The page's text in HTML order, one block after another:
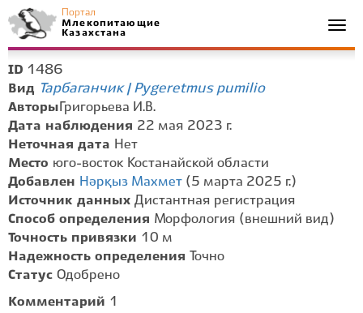
Портал
Млекопитающие
Казахстана
ID 1486
Вид Тарбаганчик | Pygeretmus pumilio
Авторы ​Григорьева И.В.
Дата наблюдения 22 мая 2023 г.
Неточная дата Нет
Место юго-восток Костанайской области
Добавлен Нәрқыз Махмет (5 марта 2025 г.)
Источник данных Дистантная регистрация
Способ определения Морфология (внешний вид)
Точность привязки 10 м
Надежность определения
Точно
Статус Одобрено
Комментарий 1